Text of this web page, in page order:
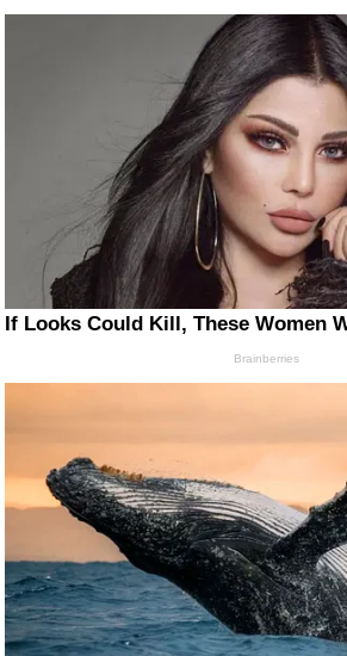
If Looks Could Kill, These Women
Brainberries